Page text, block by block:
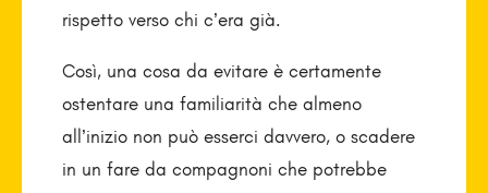
rispetto verso chi c’era già.
Così, una cosa da evitare è certamente
ostentare una familiarità che almeno
all’inizio non può esserci davvero, o scadere
in un fare da compagnoni che potrebbe